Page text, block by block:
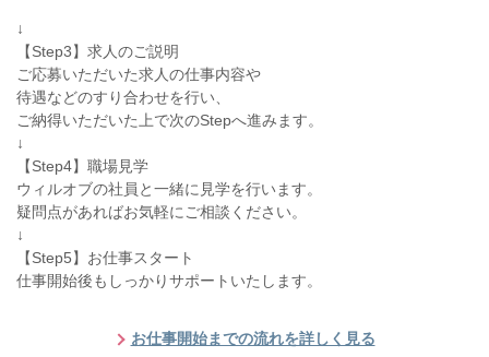
↓
【Step3】求人のご説明
ご応募いただいた求人の仕事内容や
待遇などのすり合わせを行い、
ご納得いただいた上で次のStepへ進みます。
↓
【Step4】職場見学
ウィルオブの社員と一緒に見学を行います。
疑問点があればお気軽にご相談ください。
↓
【Step5】お仕事スタート
仕事開始後もしっかりサポートいたします。
お仕事開始までの流れを詳しく見る